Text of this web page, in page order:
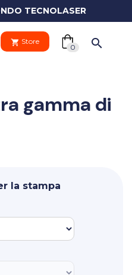
TECNOLASER
shopping_cart Store
0
empty.
search
gamma di
la stampa